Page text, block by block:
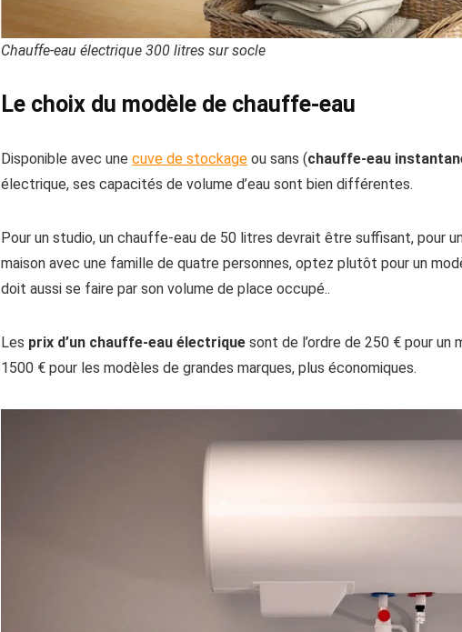
Chauffe-eau électrique 300 litres sur socle
Le choix du modèle de chauffe-eau
Disponible avec une cuve de stockage ou sans (chauffe-eau
électrique, ses capacités de volume d’eau sont bien différentes.
Pour un studio, un chauffe-eau de 50 litres devrait être suffisant, pour
maison avec une famille de quatre personnes, optez plutôt pour un
doit aussi se faire par son volume de place occupé..
Les prix d’un chauffe-eau électrique sont de l’ordre de 250 € pour un
1500 € pour les modèles de grandes marques, plus économiques.